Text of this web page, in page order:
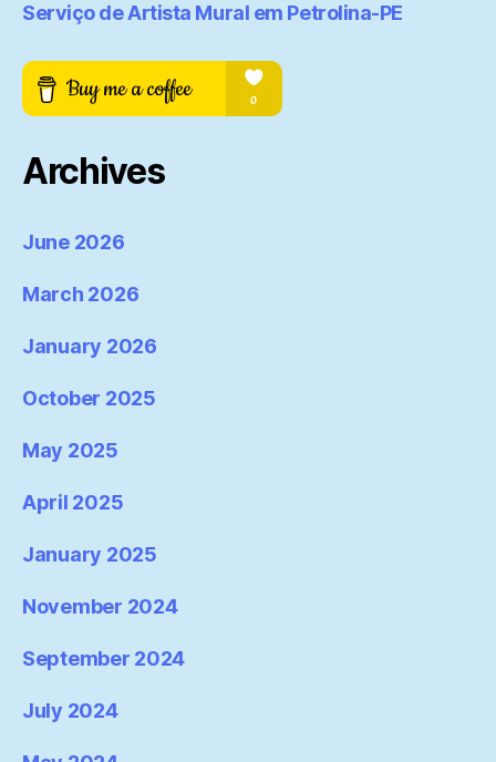
Serviço de Artista Mural em Petrolina-PE
Archives
June 2026
March 2026
January 2026
October 2025
May 2025
April 2025
January 2025
November 2024
September 2024
July 2024